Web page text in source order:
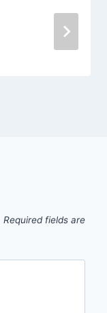
Required fields are